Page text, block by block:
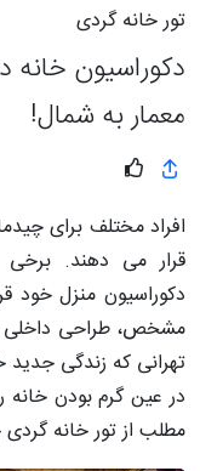
تور خانه گردی
دکوراسیون
معمار به شمال!
افراد مختلف برای
قرار می دهند.
دکوراسیون منزل خود
مشخص، طراحی داخلی
تهرانی که زندگی جدید
در عین گرم بودن خانه
مطلب از تور خانه